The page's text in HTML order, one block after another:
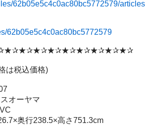
62b05e5c4c0ac80bc5772579/articles
62b05e5c4c0ac80bc5772579
は税込価格)
オーヤマ
奥行238.5×高さ751.3cm